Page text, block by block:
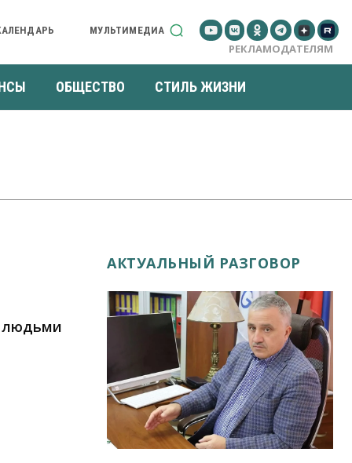
МУЛЬТИМЕДИА
РЕКЛАМОДАТЕЛЯМ
ОБЩЕСТВО СТИЛЬ ЖИЗНИ
людьми
АКТУАЛЬНЫЙ РАЗГОВОР